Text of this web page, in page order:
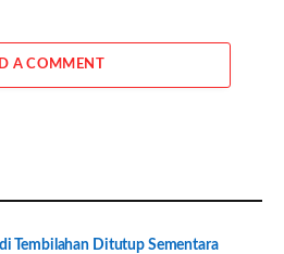
A COMMENT
Tembilahan Ditutup Sementara